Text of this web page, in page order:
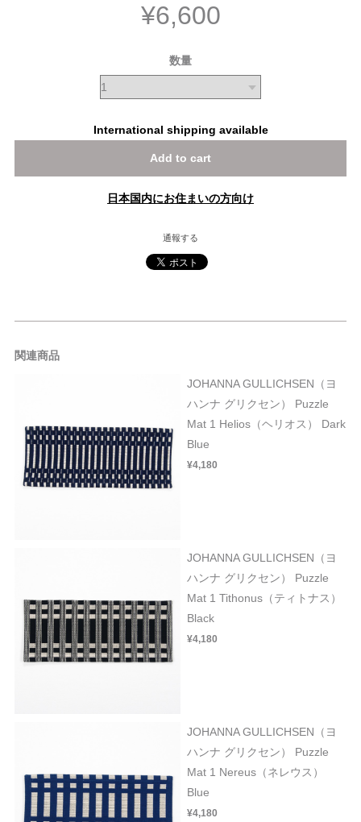
¥6,600
数量
International shipping available
Add to cart
日本国内にお住まいの方向け
通報する
関連商品
JOHANNA GULLICHSEN（ヨ
ハンナ グリクセン） Puzzle
Mat 1 Helios（ヘリオス） Dark
Blue
¥4,180
JOHANNA GULLICHSEN（ヨ
ハンナ グリクセン） Puzzle
Mat 1 Tithonus（ティトナス）
Black
¥4,180
JOHANNA GULLICHSEN（ヨ
ハンナ グリクセン） Puzzle
Mat 1 Nereus（ネレウス）
Blue
¥4,180